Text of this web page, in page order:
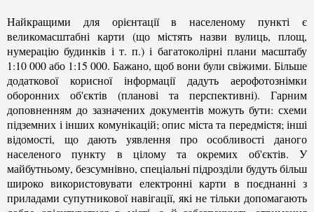
Найкращими для орієнтації в населеному пункті є
великомасштабні карти (що містять назви вулиць, площ,
нумерацію будинків і т. п.) і багатоколірні плани масштабу
1:10 000 або 1:15 000. Бажано, щоб вони були свіжими. Більше
додаткової корисної інформації дадуть аерофотознімки
оборонних об'єктів (планові та перспективні). Гарним
доповненням до зазначених документів можуть бути: схеми
підземних і інших комунікацій; опис міста та передмістя; інші
відомості, що дають уявлення про особливості даного
населеного пункту в цілому та окремих об'єктів. У
майбутньому, безсумнівно, спеціальні підрозділи будуть більш
широко використовувати електронні карти в поєднанні з
приладами супутникової навігації, які не тільки допомагають